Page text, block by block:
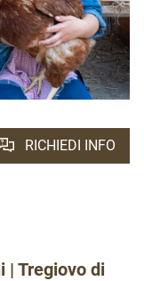
RICHIEDI INFO
| Tregiovo di